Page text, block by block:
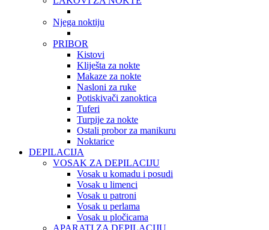
Njega noktiju
PRIBOR
Kistovi
Kliješta za nokte
Makaze za nokte
Nasloni za ruke
Potiskivači zanoktica
Tuferi
Turpije za nokte
Ostali probor za manikuru
Noktarice
DEPILACIJA
VOSAK ZA DEPILACIJU
Vosak u komadu i posudi
Vosak u limenci
Vosak u patroni
Vosak u perlama
Vosak u pločicama
APARATI ZA DEPILACIJU